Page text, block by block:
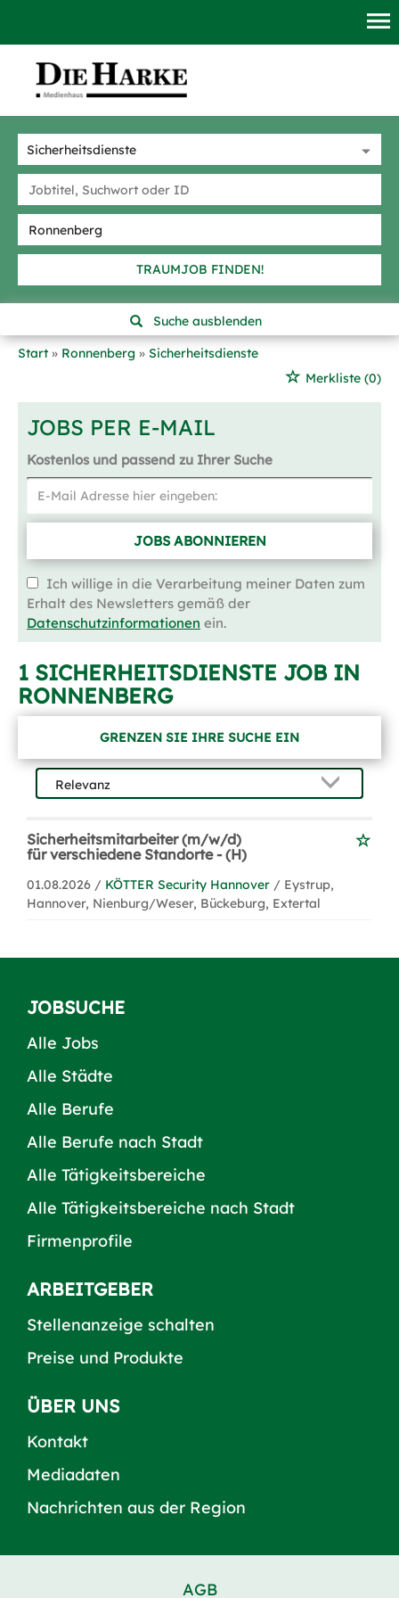
TRAUMJOB FINDEN!
Suche ausblenden
Start
Ronnenberg
Sicherheitsdienste
Merkliste (0)
JOBS PER E-MAIL
Kostenlos und passend zu Ihrer Suche
JOBS ABONNIEREN
Ich willige in die Verarbeitung meiner Daten zum
Erhalt des Newsletters gemäß der
Datenschutzinformationen ein.
1 SICHERHEITSDIENSTE JOB IN
RONNENBERG
GRENZEN SIE IHRE SUCHE EIN
Sicherheitsmitarbeiter (m/w/d)
für verschiedene Standorte - (H)
01.08.2026 / KÖTTER Security Hannover / Eystrup,
Hannover, Nienburg/Weser, Bückeburg, Extertal
JOBSUCHE
Alle Jobs
Alle Städte
Alle Berufe
Alle Berufe nach Stadt
Alle Tätigkeitsbereiche
Alle Tätigkeitsbereiche nach Stadt
Firmenprofile
ARBEITGEBER
Stellenanzeige schalten
Preise und Produkte
ÜBER UNS
Kontakt
Mediadaten
Nachrichten aus der Region
AGB